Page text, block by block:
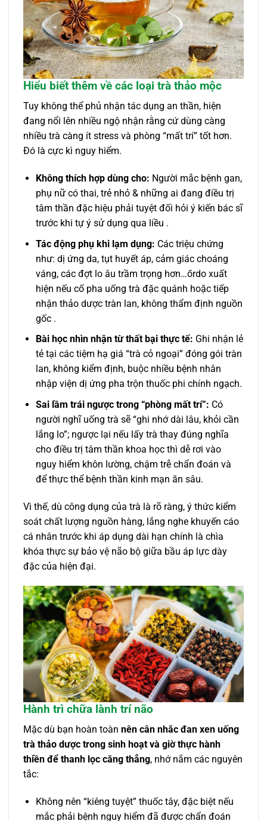
Hiểu biết thêm về các loại trà thảo mộc
Tuy không thể phủ nhận tác dụng an thần, hiện
đang nổi lên nhiều ngộ nhận rằng cứ dùng càng
nhiều trà càng ít stress và phòng “mất trí” tốt hơn.
Đó là cực kì nguy hiểm.
Không thích hợp dùng cho: Người mắc bệnh gan,
phụ nữ có thai, trẻ nhỏ & những ai đang điều trị
tâm thần đặc hiệu phải tuyệt đối hỏi ý kiến bác sĩ
trước khi tự ý sử dụng qua liều .
Tác động phụ khi lạm dụng: Các triệu chứng
như: dị ứng da, tụt huyết áp, cảm giác choáng
váng, các đợt lo âu trầm trọng hơn…őrdo xuất
hiện nếu cố pha uống trà đặc quánh hoặc tiếp
nhận thảo dược tràn lan, không thẩm định nguồn
gốc .
Bài học nhìn nhận từ thất bại thực tế: Ghi nhận lẻ
tẻ tại các tiệm hạ giá “trà cỏ ngoại” đóng gói tràn
lan, không kiểm định, buộc nhiều bệnh nhân
nhập viện dị ứng pha trộn thuốc phi chính ngạch.
Sai lầm trái ngược trong “phòng mất trí”: Có
người nghĩ uống trà sẽ “ghi nhớ dài lâu, khỏi cần
lắng lo”; ngược lại nếu lấy trà thay đúng nghĩa
cho điều trị tâm thần khoa học thì dễ rơi vào
nguy hiểm khôn lường, chậm trễ chẩn đoán và
để thực thể bệnh thần kinh mạn ăn sâu.
Vì thế, dù công dụng của trà là rõ ràng, ý thức kiểm
soát chất lượng nguồn hàng, lắng nghe khuyến cáo
cá nhân trước khi áp dụng dài hạn chính là chìa
khóa thực sự bảo vệ não bộ giữa bầu áp lực dày
đặc của hiện đại.
Hành trì chữa lành trí não
Mặc dù bạn hoàn toàn nên cân nhắc đan xen uống
trà thảo dược trong sinh hoạt và giờ thực hành
thiền để thanh lọc căng thẳng, nhớ nắm các nguyên
tắc:
Không nên “kiêng tuyệt” thuốc tây, đặc biệt nếu
mắc phải bệnh nguy hiểm đã được chẩn đoán